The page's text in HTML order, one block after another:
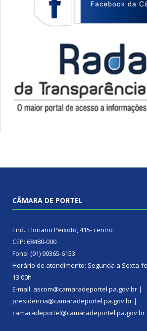
CÂMARA DE PORTEL
End.: Floriano Peixoto, 415- centro
CEP: 68480-000
Fone: (91) 99365-6153
Horário de atendimento: Segunda a Sexta-
13:00h
E-mail: ascom@camaradeportel.pa.gov.br |
presidencia@camaradeportel.pa.gov.br |
camaradeportel@camaradeportel.pa.gov.br